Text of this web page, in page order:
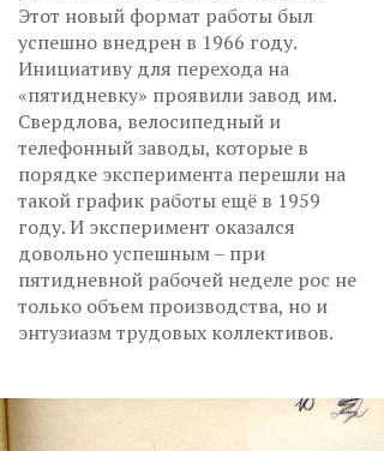
Этот новый формат работы был
успешно внедрен в 1966 году.
Инициативу для перехода на
«пятидневку» проявили завод им.
Свердлова, велосипедный и
телефонный заводы, которые в
порядке эксперимента перешли на
такой график работы ещё в 1959
году. И эксперимент оказался
довольно успешным – при
пятидневной рабочей неделе рос не
только объем производства, но и
энтузиазм трудовых коллективов.